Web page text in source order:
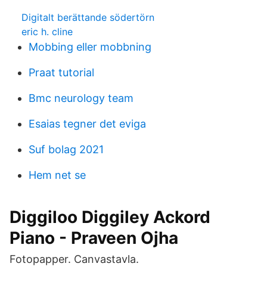
Digitalt berättande södertörn
eric h. cline
Mobbing eller mobbning
Praat tutorial
Bmc neurology team
Esaias tegner det eviga
Suf bolag 2021
Hem net se
Diggiloo Diggiley Ackord
Piano - Praveen Ojha
Fotopapper. Canvastavla.